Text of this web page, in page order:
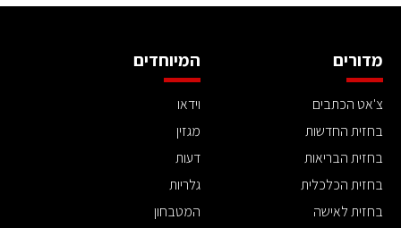
מדורים
צ'אט הכתבים
בחזית החדשות
בחזית הבריאות
בחזית הכלכלית
בחזית לאישה
המיוחדים
וידאו
מגזין
דעות
גלריות
המטבחון